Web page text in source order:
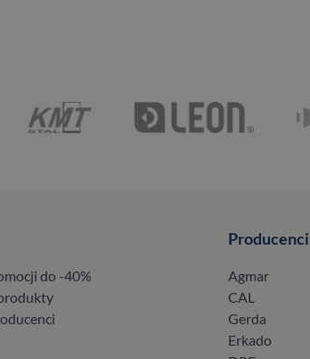
do -40%
Producenci
Agmar
CAL
Gerda
Erkado